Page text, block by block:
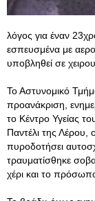
λόγος για έναν
εσπευσμένα με
υποβληθεί σε
Το Αστυνομικό
προανάκριση,
το Κέντρο Υγείας
Παντέλι της
πυροδοτήσει
τραυματίσθηκε
χέρι και το